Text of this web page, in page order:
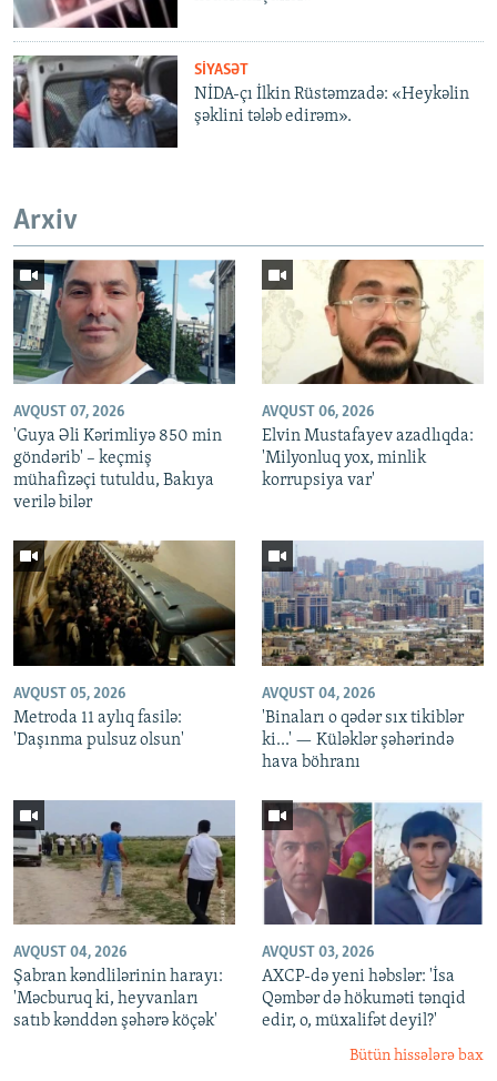
SIYASƏT
NİDA-çı İlkin Rüstəmzadə: «Heykəlin
şəklini tələb edirəm».
Arxiv
AVQUST 07, 2026
'Guya Əli Kərimliyə 850 min
göndərib' – keçmiş
mühafizəçi tutuldu, Bakıya
verilə bilər
AVQUST 06, 2026
Elvin Mustafayev azadlıqda:
'Milyonluq yox, minlik
korrupsiya var'
AVQUST 05, 2026
Metroda 11 aylıq fasilə:
'Daşınma pulsuz olsun'
AVQUST 04, 2026
'Binaları o qədər sıx tikiblər
ki...' — Küləklər şəhərində
hava böhranı
AVQUST 04, 2026
Şabran kəndlilərinin harayı:
'Məcburuq ki, heyvanları
satıb kənddən şəhərə köçək'
AVQUST 03, 2026
AXCP-də yeni həbslər: 'İsa
Qəmbər də hökuməti tənqid
edir, o, müxalifət deyil?'
Bütün hissələrə bax